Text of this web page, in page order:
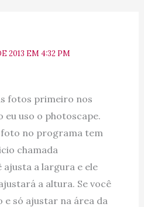
2013 EM 4:32 PM
fotos primeiro nos
eu uso o photoscape.
no programa tem
chamada
a largura e ele
a altura. Se você
só ajustar na área da